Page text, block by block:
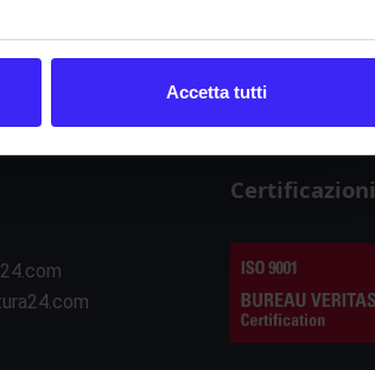
Accetta tutti
Certificazioni